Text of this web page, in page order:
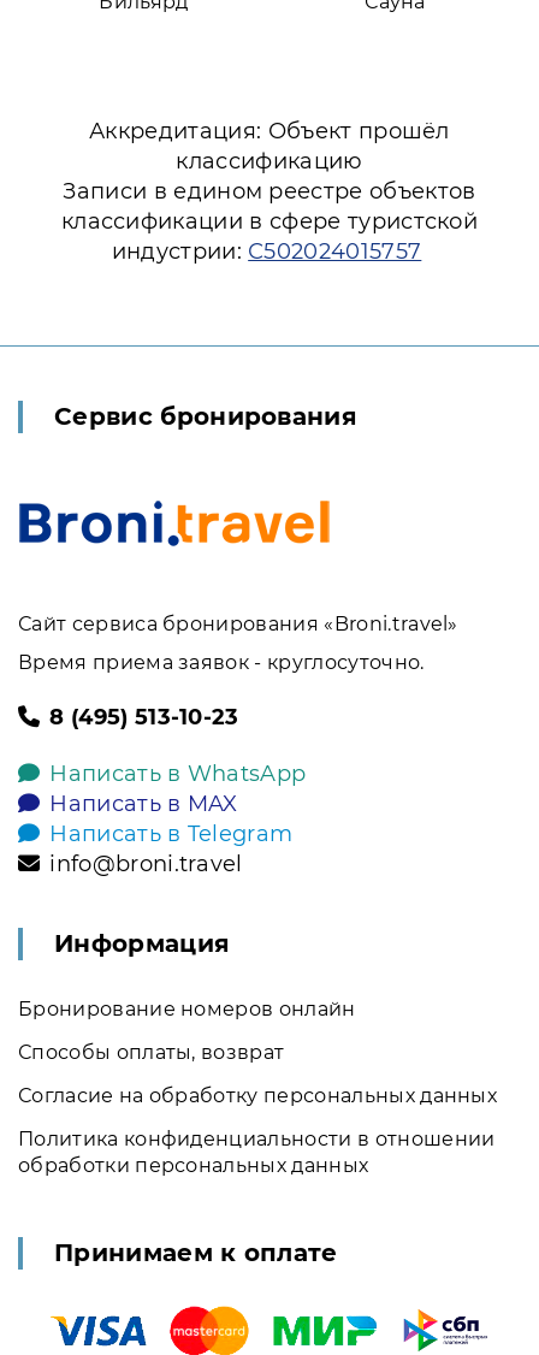
Аккредитация: Объект прошёл
классификацию
Записи в едином реестре объектов
классификации в сфере туристской
индустрии: С502024015757
Сервис бронирования
Сайт сервиса бронирования «Broni.travel»
Время приема заявок - круглосуточно.
8 (495) 513-10-23
Написать в WhatsApp
Написать в MAX
Написать в Telegram
info@broni.travel
Информация
Бронирование номеров онлайн
Способы оплаты, возврат
Согласие на обработку персональных данных
Политика конфиденциальности в отношении
обработки персональных данных
Принимаем к оплате